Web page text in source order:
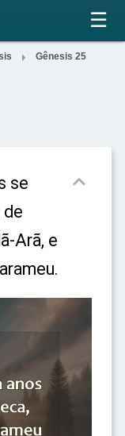
×
☰
 Gênesis 25
se
de
Arã, e
